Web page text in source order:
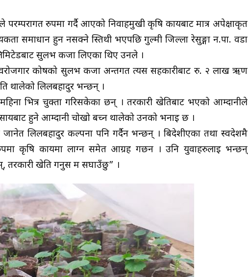
रुपमा गर्दै आएको निर्वाहमुखी कृषि कार्यबाट मात्र अपेक्षाकृत
समाधान हुन नसक्ने स्तिथी भएपछि गुल्मी जिल्ला रेसुङ्गा न.पा. वडा
सुलभ कर्जा लिएका थिए उनले ।
कोषको सुलभ कर्जा अन्तर्गत त्यस सहकारीबाट रु. २ लाख ऋण
थालेको लिलबहादुर भन्छन् ।
भित्र चुक्ता गरिसकेका छन् । तरकारी खेतिबाट भएको आम्दानीले
हुने आम्दानी चोखो बच्न थालेको उनको भनाई छ ।
लिलबहादुर कल्पना पनि गर्दैन भन्छन् । बिदेशीएका तथा स्वदेशमै
कृषि कार्यमा लाग्न समेत आग्रह गर्छन । उनि युवाहरुलाई भन्छन्
तरकारी खेति गर्नुस म सघाउँछु” ।